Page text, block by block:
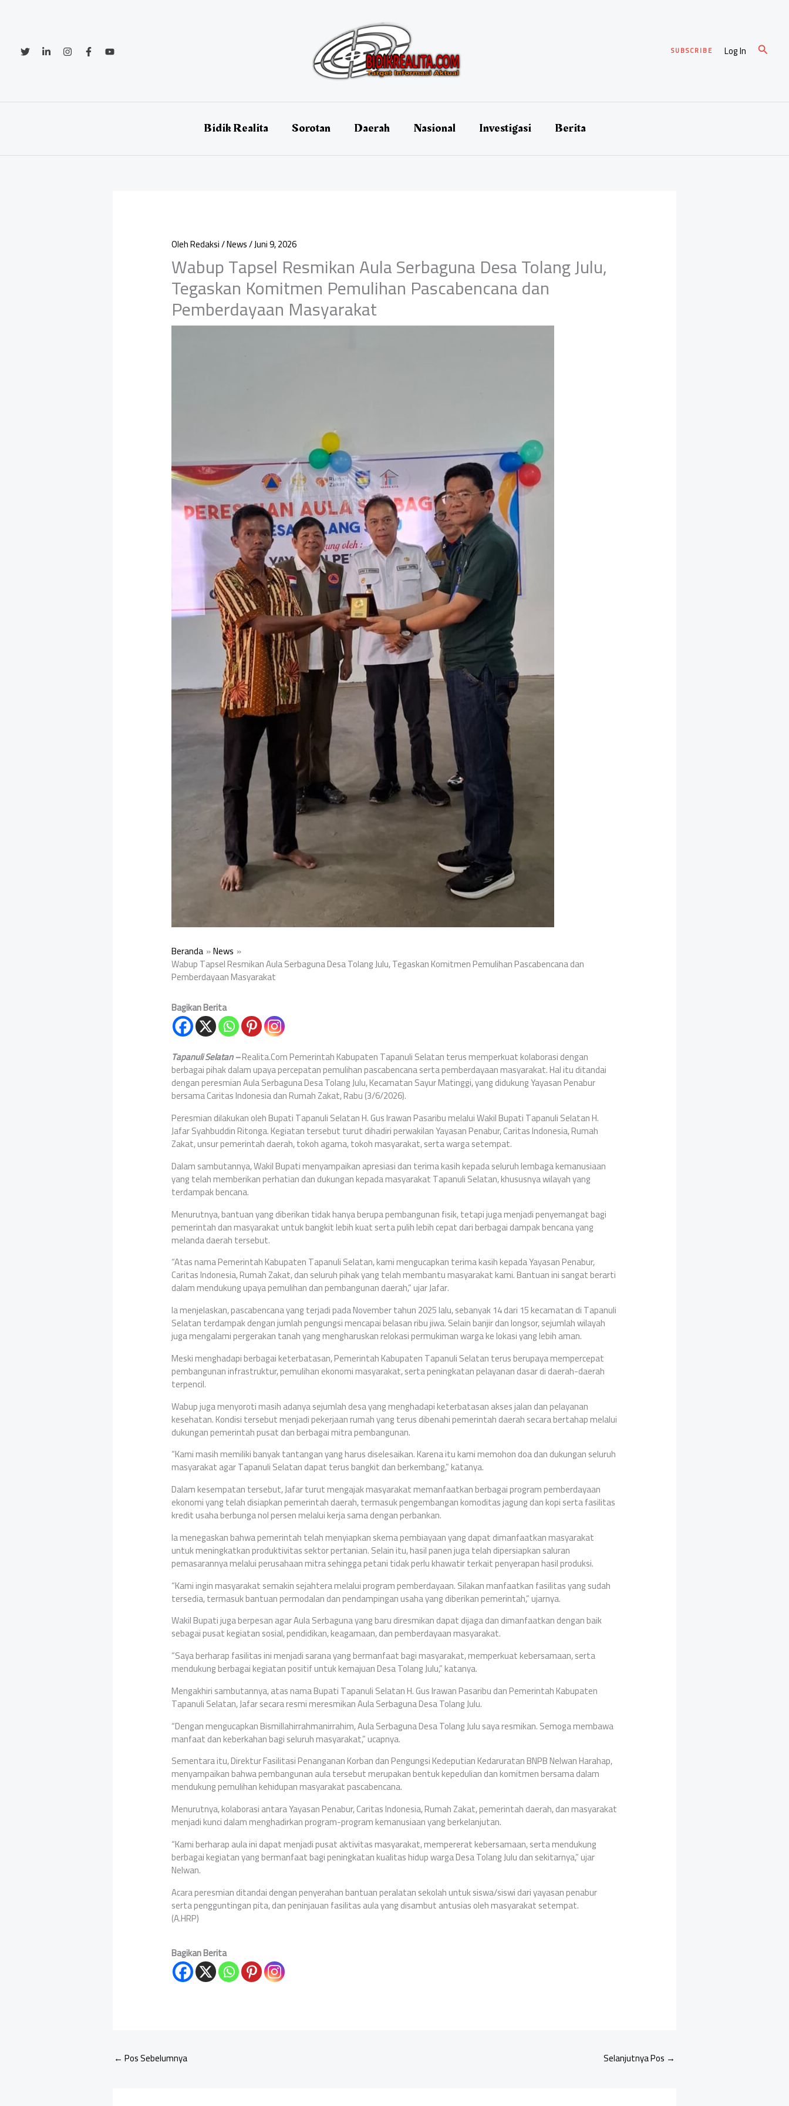
SUBSCRIBE Log In Cari
Bidik Realita Sorotan Daerah Nasional Investigasi Berita
OlehRedaksi/News/Juni 9, 2026
Wabup Tapsel Resmikan Aula Serbaguna Desa Tolang Julu,
Tegaskan Komitmen Pemulihan Pascabencana dan
Pemberdayaan Masyarakat
Beranda News
Wabup Tapsel Resmikan Aula Serbaguna Desa Tolang Julu, Tegaskan Komitmen Pemulihan Pascabencana dan
Pemberdayaan Masyarakat
Bagikan Berita
Tapanuli Selatan –Realita.Com Pemerintah Kabupaten Tapanuli Selatan terus memperkuat kolaborasi dengan
berbagai pihak dalam upaya percepatan pemulihan pascabencana serta pemberdayaan masyarakat. Hal itu ditandai
dengan peresmian Aula Serbaguna Desa Tolang Julu, Kecamatan Sayur Matinggi, yang didukung Yayasan Penabur
bersama Caritas Indonesia dan Rumah Zakat, Rabu (3/6/2026).
Peresmian dilakukan oleh Bupati Tapanuli Selatan H. Gus Irawan Pasaribu melalui Wakil Bupati Tapanuli Selatan H.
Jafar Syahbuddin Ritonga. Kegiatan tersebut turut dihadiri perwakilan Yayasan Penabur, Caritas Indonesia, Rumah
Zakat, unsur pemerintah daerah, tokoh agama, tokoh masyarakat, serta warga setempat.
Dalam sambutannya, Wakil Bupati menyampaikan apresiasi dan terima kasih kepada seluruh lembaga kemanusiaan
yang telah memberikan perhatian dan dukungan kepada masyarakat Tapanuli Selatan, khususnya wilayah yang
terdampak bencana.
Menurutnya, bantuan yang diberikan tidak hanya berupa pembangunan fisik, tetapi juga menjadi penyemangat bagi
pemerintah dan masyarakat untuk bangkit lebih kuat serta pulih lebih cepat dari berbagai dampak bencana yang
melanda daerah tersebut.
“Atas nama Pemerintah Kabupaten Tapanuli Selatan, kami mengucapkan terima kasih kepada Yayasan Penabur,
Caritas Indonesia, Rumah Zakat, dan seluruh pihak yang telah membantu masyarakat kami. Bantuan ini sangat berarti
dalam mendukung upaya pemulihan dan pembangunan daerah,” ujar Jafar.
Ia menjelaskan, pascabencana yang terjadi pada November tahun 2025 lalu, sebanyak 14 dari 15 kecamatan di Tapanuli
Selatan terdampak dengan jumlah pengungsi mencapai belasan ribu jiwa. Selain banjir dan longsor, sejumlah wilayah
juga mengalami pergerakan tanah yang mengharuskan relokasi permukiman warga ke lokasi yang lebih aman.
Meski menghadapi berbagai keterbatasan, Pemerintah Kabupaten Tapanuli Selatan terus berupaya mempercepat
pembangunan infrastruktur, pemulihan ekonomi masyarakat, serta peningkatan pelayanan dasar di daerah-daerah
terpencil.
Wabup juga menyoroti masih adanya sejumlah desa yang menghadapi keterbatasan akses jalan dan pelayanan
kesehatan. Kondisi tersebut menjadi pekerjaan rumah yang terus dibenahi pemerintah daerah secara bertahap melalui
dukungan pemerintah pusat dan berbagai mitra pembangunan.
“Kami masih memiliki banyak tantangan yang harus diselesaikan. Karena itu kami memohon doa dan dukungan seluruh
masyarakat agar Tapanuli Selatan dapat terus bangkit dan berkembang,” katanya.
Dalam kesempatan tersebut, Jafar turut mengajak masyarakat memanfaatkan berbagai program pemberdayaan
ekonomi yang telah disiapkan pemerintah daerah, termasuk pengembangan komoditas jagung dan kopi serta fasilitas
kredit usaha berbunga nol persen melalui kerja sama dengan perbankan.
Ia menegaskan bahwa pemerintah telah menyiapkan skema pembiayaan yang dapat dimanfaatkan masyarakat
untuk meningkatkan produktivitas sektor pertanian. Selain itu, hasil panen juga telah dipersiapkan saluran
pemasarannya melalui perusahaan mitra sehingga petani tidak perlu khawatir terkait penyerapan hasil produksi.
“Kami ingin masyarakat semakin sejahtera melalui program pemberdayaan. Silakan manfaatkan fasilitas yang sudah
tersedia, termasuk bantuan permodalan dan pendampingan usaha yang diberikan pemerintah,” ujarnya.
Wakil Bupati juga berpesan agar Aula Serbaguna yang baru diresmikan dapat dijaga dan dimanfaatkan dengan baik
sebagai pusat kegiatan sosial, pendidikan, keagamaan, dan pemberdayaan masyarakat.
“Saya berharap fasilitas ini menjadi sarana yang bermanfaat bagi masyarakat, memperkuat kebersamaan, serta
mendukung berbagai kegiatan positif untuk kemajuan Desa Tolang Julu,” katanya.
Mengakhiri sambutannya, atas nama Bupati Tapanuli Selatan H. Gus Irawan Pasaribu dan Pemerintah Kabupaten
Tapanuli Selatan, Jafar secara resmi meresmikan Aula Serbaguna Desa Tolang Julu.
“Dengan mengucapkan Bismillahirrahmanirrahim, Aula Serbaguna Desa Tolang Julu saya resmikan. Semoga membawa
manfaat dan keberkahan bagi seluruh masyarakat,” ucapnya.
Sementara itu, Direktur Fasilitasi Penanganan Korban dan Pengungsi Kedeputian Kedaruratan BNPB Nelwan Harahap,
menyampaikan bahwa pembangunan aula tersebut merupakan bentuk kepedulian dan komitmen bersama dalam
mendukung pemulihan kehidupan masyarakat pascabencana.
Menurutnya, kolaborasi antara Yayasan Penabur, Caritas Indonesia, Rumah Zakat, pemerintah daerah, dan masyarakat
menjadi kunci dalam menghadirkan program-program kemanusiaan yang berkelanjutan.
“Kami berharap aula ini dapat menjadi pusat aktivitas masyarakat, mempererat kebersamaan, serta mendukung
berbagai kegiatan yang bermanfaat bagi peningkatan kualitas hidup warga Desa Tolang Julu dan sekitarnya,” ujar
Nelwan.
Acara peresmian ditandai dengan penyerahan bantuan peralatan sekolah untuk siswa/siswi dari yayasan penabur
serta pengguntingan pita, dan peninjauan fasilitas aula yang disambut antusias oleh masyarakat setempat.
(A.HRP)
Bagikan Berita
← Pos Sebelumnya Selanjutnya Pos →